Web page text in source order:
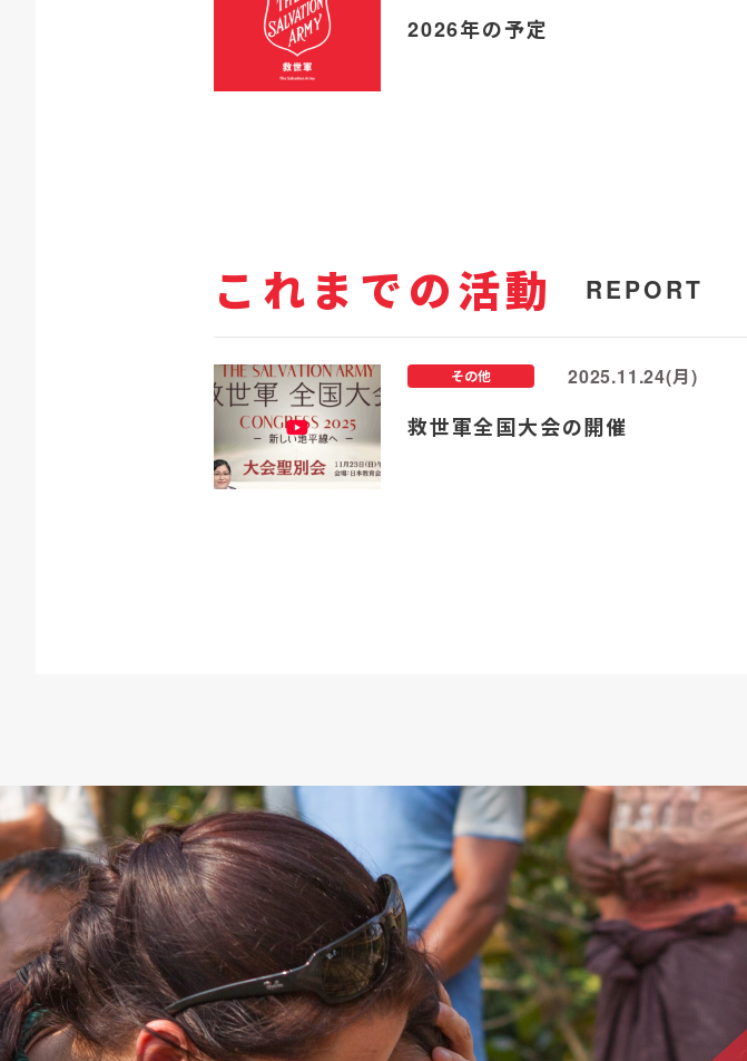
2026年の予定
これまでの活動 REPORT
救世軍全国大会の開催
その他 2025.11.24(月)